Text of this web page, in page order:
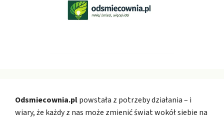
Odsmiecownia.plpowstała z potrzeby działania – i
wiary, że każdy z nas może zmienić świat wokół siebie na